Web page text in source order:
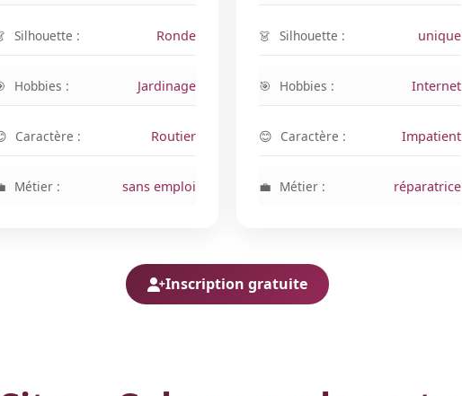
Silhouette : Ronde
Hobbies : Jardinage
Caractère : Routier
Métier : sans emploi
Silhouette : unique
Hobbies : Internet
Caractère : Impatient
Métier : réparatrice
Inscription gratuite